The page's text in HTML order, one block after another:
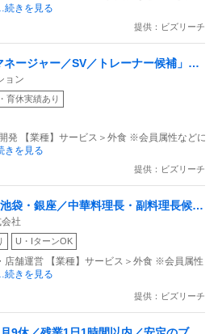
続きを見る
提供：ビズリーチ
ージャー／SV／トレーナー候補」拡
ただきたいです
ョン
育休実績あり
発 【業種】サービス＞外食 ※会員属性などに
きを見る
提供：ビズリーチ
袋・銀座／中華料理長・副料理長候
社
U・IターンOK
店舗運営 【業種】サービス＞外食 ※会員属性
続きを見る
提供：ビズリーチ